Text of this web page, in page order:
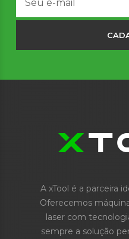
A xTool é a parceira
Oferecemos
laser com
sempre a solução